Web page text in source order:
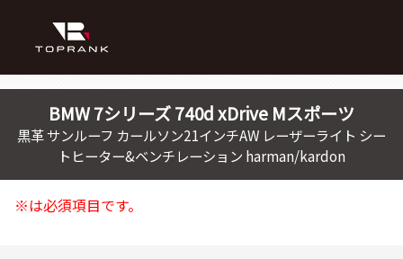
BMW7シリーズ740d xDrive Mスポーツ
黒革 サンルーフ カールソン21インチAW レーザーライト シー
トヒーター&ベンチレーション harman/kardon
※は必須項目です。